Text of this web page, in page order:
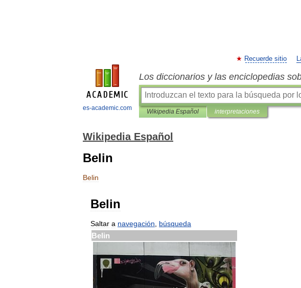
es-academic.com
Recuerde sitio
Los diccionarios y las enciclopedias
Wikipedia Español interpretaciones
Wikipedia Español
Belin
Belin
Belin
Saltar a navegación búsqueda
Belin